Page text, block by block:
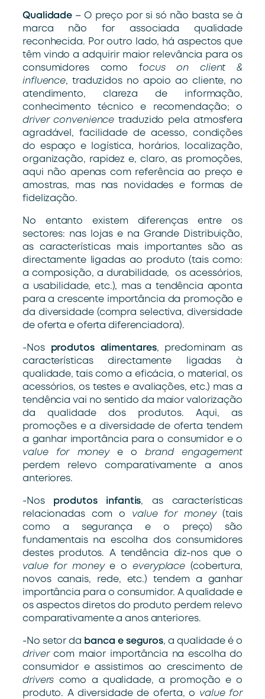
Qualidade – O preço por si só não basta se à
marca não for associada qualidade
reconhecida. Por outro lado, há aspectos que
têm vindo a adquirir maior relevância para os
consumidores como focus on client &
influence, traduzidos no apoio ao cliente, no
atendimento, clareza de informação,
conhecimento técnico e recomendação; o
driver convenience traduzido pela atmosfera
agradável, facilidade de acesso, condições
do espaço e logística, horários, localização,
organização, rapidez e, claro, as promoções,
aqui não apenas com referência ao preço e
amostras, mas nas novidades e formas de
fidelização.
No entanto existem diferenças entre os
sectores: nas lojas e na Grande Distribuição,
as características mais importantes são as
directamente ligadas ao produto (tais como:
a composição, a durabilidade, os acessórios,
a usabilidade, etc.), mas a tendência aponta
para a crescente importância da promoção e
da diversidade (compra selectiva, diversidade
de oferta e oferta diferenciadora).
-Nos produtos alimentares, predominam as
características directamente ligadas à
qualidade, tais como a eficácia, o material, os
acessórios, os testes e avaliações, etc.) mas a
tendência vai no sentido da maior valorização
da qualidade dos produtos. Aqui, as
promoções e a diversidade de oferta tendem
a ganhar importância para o consumidor e o
value for moneye obrand engagement
perdem relevo comparativamente a anos
anteriores.
-Nos produtos infantis, as características
relacionadas com o value for money(tais
como a segurança e o preço) são
fundamentais na escolha dos consumidores
destes produtos. A tendência diz-nos que o
value for moneye oeveryplace (cobertura,
novos canais, rede, etc.) tendem a ganhar
importância para o consumidor. A qualidade e
os aspectos diretos do produto perdem relevo
comparativamente a anos anteriores.
-No setor da banca e seguros, a qualidade é o
drivercom maior importância na escolha do
consumidor e assistimos ao crescimento de
drivers como a qualidade, a promoção e o
produto. A diversidade de oferta, o value for